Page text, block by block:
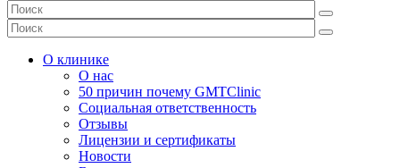
О клинике
О нас
50 причин почему GMTClinic
Социальная ответственность
Отзывы
Лицензии и сертификаты
Новости